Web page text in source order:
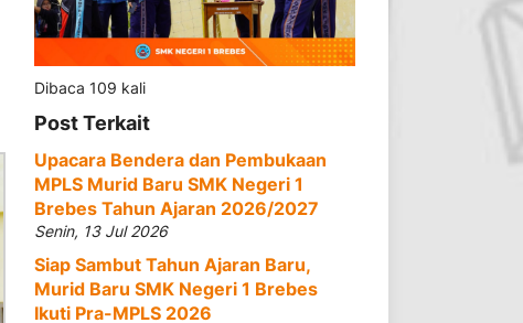
Dibaca 109 kali
Post Terkait
Upacara Bendera dan Pembukaan
MPLS Murid Baru SMK Negeri 1
Brebes Tahun Ajaran 2026/2027
Senin, 13 Jul 2026
Siap Sambut Tahun Ajaran Baru,
Murid Baru SMK Negeri 1 Brebes
Ikuti Pra-MPLS 2026